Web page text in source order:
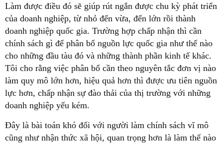
Làm được điều đó sẽ giúp rút ngắn được chu kỳ phát triển
của doanh nghiệp, từ nhỏ đến vừa, đến lớn rồi thành
doanh nghiệp quốc gia. Trường hợp chấp nhận thì cần
chính sách gì để phân bổ nguồn lực quốc gia như thế nào
cho những đầu tàu đó và những thành phần kinh tế khác.
Tôi cho rằng việc phân bổ cần theo nguyên tắc đơn vị nào
làm quy mô lớn hơn, hiệu quả hơn thì được ưu tiên nguồn
lực hơn, chấp nhận sự đào thải của thị trường với những
doanh nghiệp yếu kém.
Đây là bài toán khó đối với người làm chính sách vĩ mô
cũng như nhận thức xã hội, quan trọng hơn là làm thế nào